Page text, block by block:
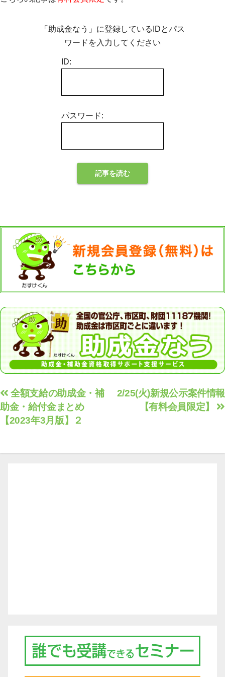
「助成金なう」に登録しているIDとパス
ワードを入力してください
ID:
パスワード:
投
稿
ナ
ゲ
2/25(火)新規公示案件情報
【有料会員限定】
全額支給の助成金・補
助金・給付金まとめ
【2023年3月版】２